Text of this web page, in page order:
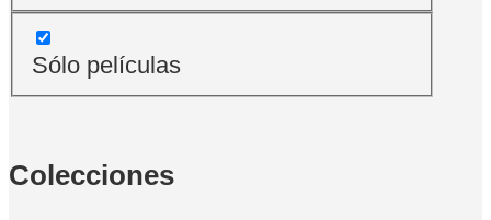
Sólo películas
Colecciones